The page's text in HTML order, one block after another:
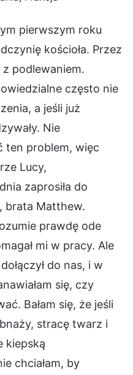
pierwszym roku
kościoła. Przez
z podlewaniem.
często nie
a jeśli już
Nie
ten problem, więc
Lucy,
zaprosiła do
brata Matthew.
prawdę ode
mi w pracy. Ale
do nas, i w
się, czy
Bałam się, że jeśli
stracę twarz i
kiepską
chciałam, by